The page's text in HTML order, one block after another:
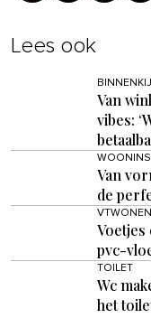
Lees ook
Van
vibes:
Van
de
Voetjes
pvc-
TOILET
Wc
het